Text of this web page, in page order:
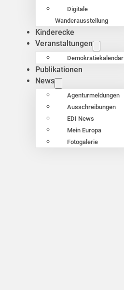
Digitale
Wanderausstellung
Kinderecke
Veranstaltungen
Demokratiekalendar
Publikationen
News
Agenturmeldungen
Ausschreibungen
EDI News
Mein Europa
Fotogalerie